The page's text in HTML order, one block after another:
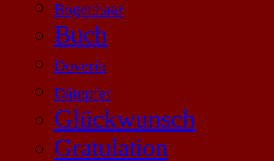
Bogenhaar
Buch
Doveria
Dämpfer
Glückwunsch
Gratulation